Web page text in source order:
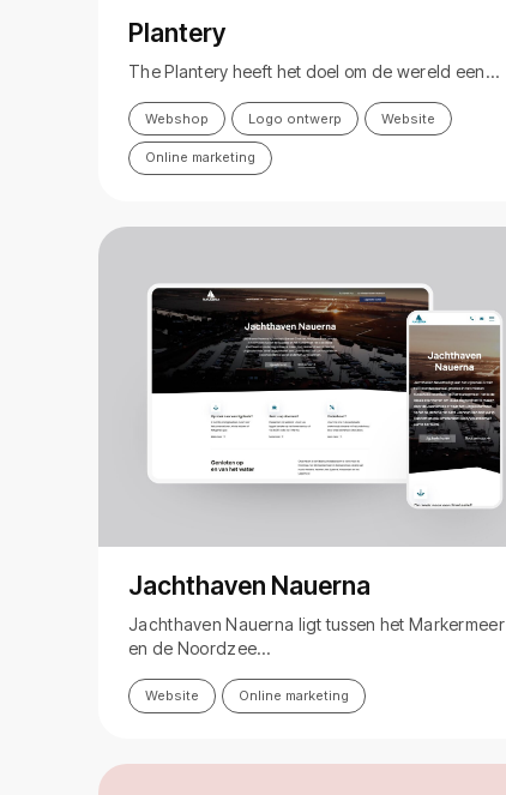
Plantery
The Plantery heeft het doel om de wereld een…
Webshop Logo ontwerp Website
Online marketing
Jachthaven Nauerna
Jachthaven Nauerna ligt tussen het Markermeer
en de Noordzee…
Website Online marketing